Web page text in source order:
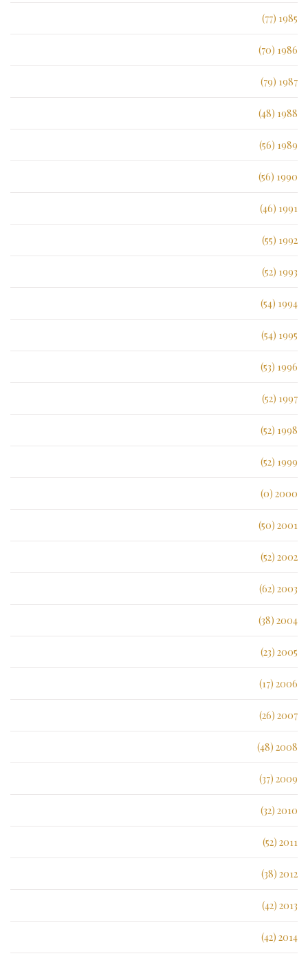
1985 (77)
1986 (70)
1987 (79)
1988 (48)
1989 (56)
1990 (56)
1991 (46)
1992 (55)
1993 (52)
1994 (54)
1995 (54)
1996 (53)
1997 (52)
1998 (52)
1999 (52)
2000 (0)
2001 (50)
2002 (52)
2003 (62)
2004 (38)
2005 (23)
2006 (17)
2007 (26)
2008 (48)
2009 (37)
2010 (32)
2011 (52)
2012 (38)
2013 (42)
2014 (42)